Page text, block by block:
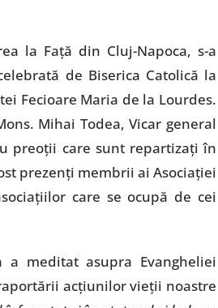
la Faţă din Cluj-Napoca, s-a
de Biserica Catolică la
Fecioare Maria de la Lourdes.
Mihai Todea, Vicar general
preoţii care sunt repartizaţi în
prezenţi membrii ai Asociaţiei
care se ocupă de cei
meditat asupra Evangheliei
acţiunilor vieţii noastre